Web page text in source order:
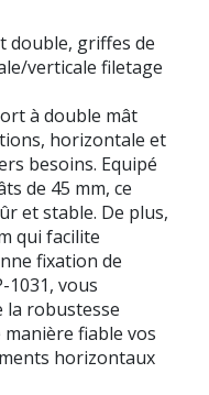
double, griffes de
verticale filetage
à double mât
horizontale et
besoins. Equipé
de 45 mm, ce
et stable. De plus,
qui facilite
fixation de
1031, vous
la robustesse
fiable vos
horizontaux